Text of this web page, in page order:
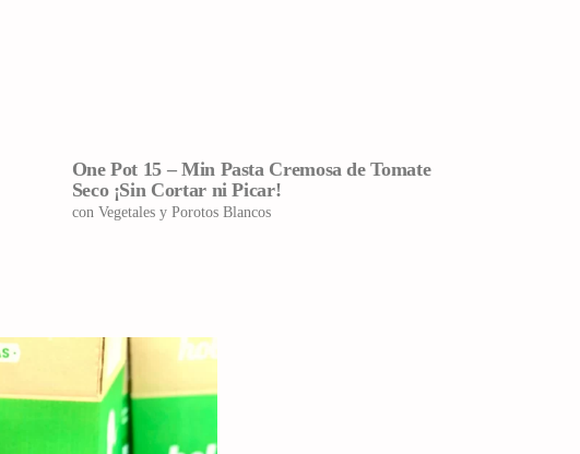
One Pot 15 – Min Pasta Cremosa de Tomate
Seco ¡Sin Cortar ni Picar!
con Vegetales y Porotos Blancos